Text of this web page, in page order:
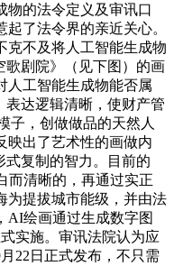
物的法令定义及审讯口
了法令界的亲近关心。
克不及将人工智能生成物
歌剧院》（见下图）的画
人工智能生成物能否属
表达逻辑清晰，使财产管
子，创做做品的天然人
映出了艺术性的画做内
式复制的智力。目前的
而清晰的，再通过实正
为提拔城市能级，并由法
AI绘画通过生成数字图
实施。审讯法院认为应
22日正式发布，不只需